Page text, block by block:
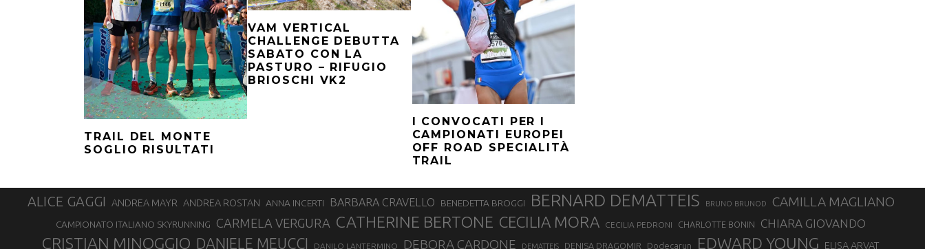
TRAIL DEL MONTE
SOGLIO RISULTATI
VAM VERTICAL
CHALLENGE DEBUTTA
SABATO CON LA
PASTURO – RIFUGIO
BRIOSCHI VK2
I CONVOCATI PER I
CAMPIONATI EUROPEI
OFF ROAD SPECIALITÀ
TRAIL
ALICE GAGGI ANDREA MAYR ANDREA ROSTAN ANNA INCERTI BARBARA CRAVELLO BENEDETTA BROGGI BERNARD DEMATTEIS BRUNO BRUNOD CAMILLA MAGLIANO
CAMPIONATO ITALIANO SKYRUNNING CARMELA VERGURA CATHERINE BERTONE CECILIA MORA CECILIA PEDRONI CHARLOTTE BONIN CHIARA GIOVANDO
CRISTIAN MINOGGIO DANIELE MEUCCI DANILO LANTERMINO DEBORA CARDONE DEMATTEIS DENISA DRAGOMIR Dodecarun EDWARD YOUNG ELISA ARVAT